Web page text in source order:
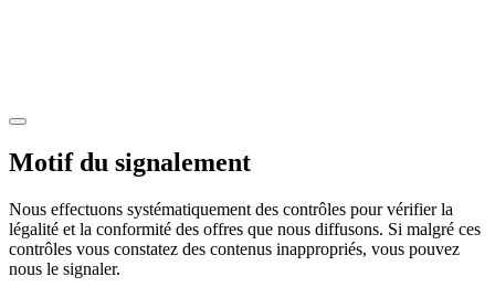
Motif du signalement
Nous effectuons systématiquement des contrôles pour vérifier la
légalité et la conformité des offres que nous diffusons. Si malgré ces
contrôles vous constatez des contenus inappropriés, vous pouvez
nous le signaler.